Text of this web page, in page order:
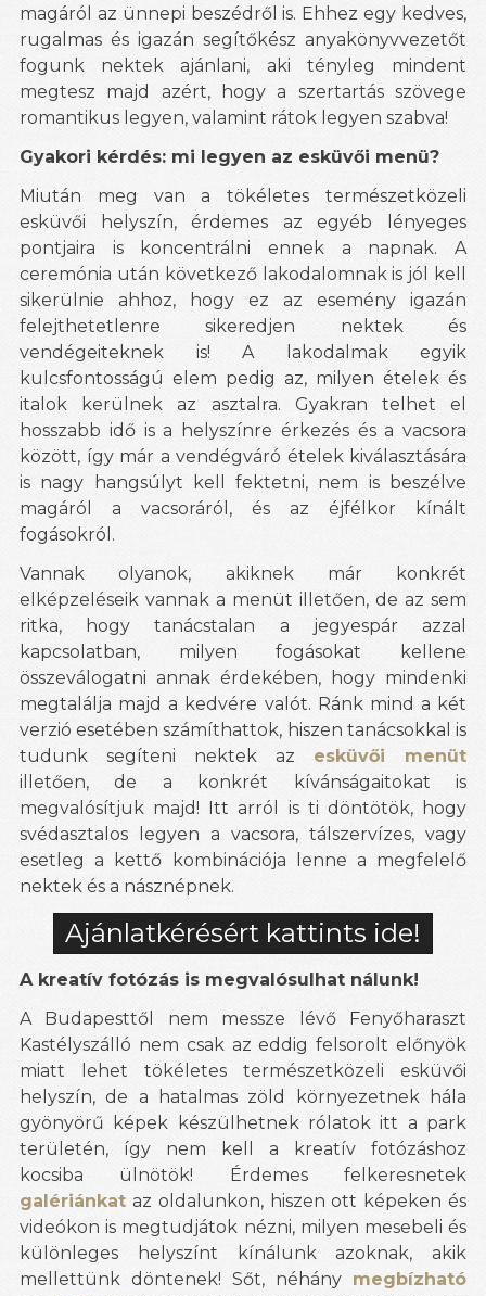
magáról az ünnepi beszédről is. Ehhez egy kedves,
rugalmas és igazán segítőkész anyakönyvvezetőt
fogunk nektek ajánlani, aki tényleg mindent
megtesz majd azért, hogy a szertartás szövege
romantikus legyen, valamint rátok legyen szabva!
Gyakori kérdés: mi legyen az esküvői menü?
Miután meg van a tökéletes természetközeli
esküvői helyszín, érdemes az egyéb lényeges
pontjaira is koncentrálni ennek a napnak. A
ceremónia után következő lakodalomnak is jól kell
sikerülnie ahhoz, hogy ez az esemény igazán
felejthetetlenre sikeredjen nektek és
vendégeiteknek is! A lakodalmak egyik
kulcsfontosságú elem pedig az, milyen ételek és
italok kerülnek az asztalra. Gyakran telhet el
hosszabb idő is a helyszínre érkezés és a vacsora
között, így már a vendégváró ételek kiválasztására
is nagy hangsúlyt kell fektetni, nem is beszélve
magáról a vacsoráról, és az éjfélkor kínált
fogásokról.
Vannak olyanok, akiknek már konkrét
elképzeléseik vannak a menüt illetően, de az sem
ritka, hogy tanácstalan a jegyespár azzal
kapcsolatban, milyen fogásokat kellene
összeválogatni annak érdekében, hogy mindenki
megtalálja majd a kedvére valót. Ránk mind a két
verzió esetében számíthattok, hiszen tanácsokkal is
tudunk segíteni nektek az esküvői menüt
illetően, de a konkrét kívánságaitokat is
megvalósítjuk majd! Itt arról is ti döntötök, hogy
svédasztalos legyen a vacsora, tálszervízes, vagy
esetleg a kettő kombinációja lenne a megfelelő
nektek és a násznépnek.
Ajánlatkérésért kattints ide!
A kreatív fotózás is megvalósulhat nálunk!
A Budapesttől nem messze lévő Fenyőharaszt
Kastélyszálló nem csak az eddig felsorolt előnyök
miatt lehet tökéletes természetközeli esküvői
helyszín, de a hatalmas zöld környezetnek hála
gyönyörű képek készülhetnek rólatok itt a park
területén, így nem kell a kreatív fotózáshoz
kocsiba ülnötök! Érdemes felkeresnetek
galériánkat az oldalunkon, hiszen ott képeken és
videókon is megtudjátok nézni, milyen mesebeli és
különleges helyszínt kínálunk azoknak, akik
mellettünk döntenek! Sőt, néhány megbízható